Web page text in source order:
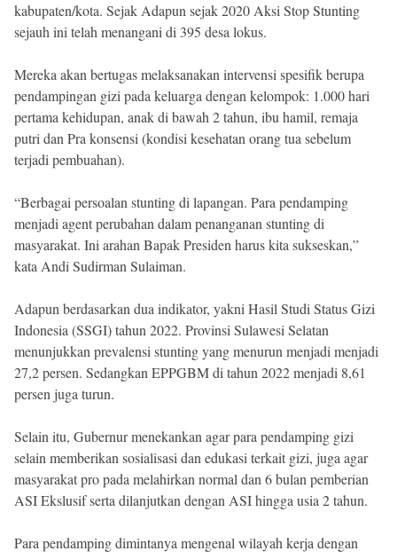
kabupaten/kota. Sejak Adapun sejak 2020 Aksi Stop Stunting
sejauh ini telah menangani di 395 desa lokus.
Mereka akan bertugas melaksanakan intervensi spesifik berupa
pendampingan gizi pada keluarga dengan kelompok: 1.000 hari
pertama kehidupan, anak di bawah 2 tahun, ibu hamil, remaja
putri dan Pra konsensi (kondisi kesehatan orang tua sebelum
terjadi pembuahan).
“Berbagai persoalan stunting di lapangan. Para pendamping
menjadi agent perubahan dalam penanganan stunting di
masyarakat. Ini arahan Bapak Presiden harus kita sukseskan,”
kata Andi Sudirman Sulaiman.
Adapun berdasarkan dua indikator, yakni Hasil Studi Status Gizi
Indonesia (SSGI) tahun 2022. Provinsi Sulawesi Selatan
menunjukkan prevalensi stunting yang menurun menjadi menjadi
27,2 persen. Sedangkan EPPGBM di tahun 2022 menjadi 8,61
persen juga turun.
Selain itu, Gubernur menekankan agar para pendamping gizi
selain memberikan sosialisasi dan edukasi terkait gizi, juga agar
masyarakat pro pada melahirkan normal dan 6 bulan pemberian
ASI Ekslusif serta dilanjutkan dengan ASI hingga usia 2 tahun.
Para pendamping dimintanya mengenal wilayah kerja dengan